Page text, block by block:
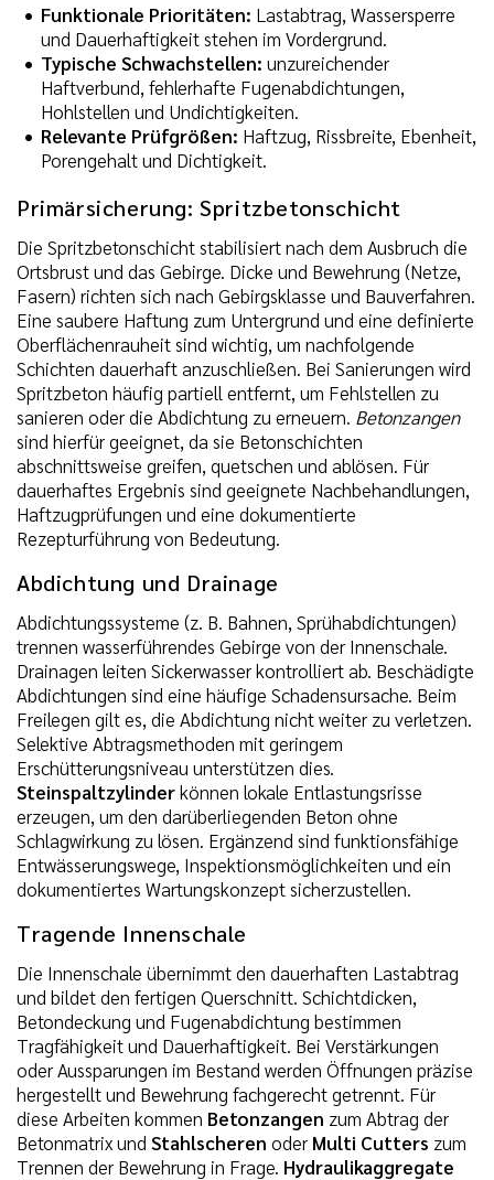
Funktionale Prioritäten: Lastabtrag, Wassersperre
und Dauerhaftigkeit stehen im Vordergrund.
Typische Schwachstellen: unzureichender
Haftverbund, fehlerhafte Fugenabdichtungen,
Hohlstellen und Undichtigkeiten.
Relevante Prüfgrößen: Haftzug, Rissbreite, Ebenheit,
Porengehalt und Dichtigkeit.
Primärsicherung: Spritzbetonschicht
Die Spritzbetonschicht stabilisiert nach dem Ausbruch die
Ortsbrust und das Gebirge. Dicke und Bewehrung (Netze,
Fasern) richten sich nach Gebirgsklasse und Bauverfahren.
Eine saubere Haftung zum Untergrund und eine definierte
Oberflächenrauheit sind wichtig, um nachfolgende
Schichten dauerhaft anzuschließen. Bei Sanierungen wird
Spritzbeton häufig partiell entfernt, um Fehlstellen zu
sanieren oder die Abdichtung zu erneuern. Betonzangen
sind hierfür geeignet, da sie Betonschichten
abschnittsweise greifen, quetschen und ablösen. Für
dauerhaftes Ergebnis sind geeignete Nachbehandlungen,
Haftzugprüfungen und eine dokumentierte
Rezepturführung von Bedeutung.
Abdichtung und Drainage
Abdichtungssysteme (z. B. Bahnen, Sprühabdichtungen)
trennen wasserführendes Gebirge von der Innenschale.
Drainagen leiten Sickerwasser kontrolliert ab. Beschädigte
Abdichtungen sind eine häufige Schadensursache. Beim
Freilegen gilt es, die Abdichtung nicht weiter zu verletzen.
Selektive Abtragsmethoden mit geringem
Erschütterungsniveau unterstützen dies.
Steinspaltzylinderkönnen lokale Entlastungsrisse
erzeugen, um den darüberliegenden Beton ohne
Schlagwirkung zu lösen. Ergänzend sind funktionsfähige
Entwässerungswege, Inspektionsmöglichkeiten und ein
dokumentiertes Wartungskonzept sicherzustellen.
Tragende Innenschale
Die Innenschale übernimmt den dauerhaften Lastabtrag
und bildet den fertigen Querschnitt. Schichtdicken,
Betondeckung und Fugenabdichtung bestimmen
Tragfähigkeit und Dauerhaftigkeit. Bei Verstärkungen
oder Aussparungen im Bestand werden Öffnungen präzise
hergestellt und Bewehrung fachgerecht getrennt. Für
diese Arbeiten kommen Betonzangen zum Abtrag der
Betonmatrix und Stahlscheren oder Multi Cutters zum
Trennen der Bewehrung in Frage. Hydraulikaggregate